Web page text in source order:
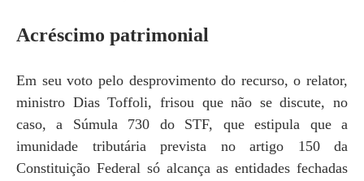
Acréscimo patrimonial
Em seu voto pelo desprovimento do recurso, o relator,
ministro Dias Toffoli, frisou que não se discute, no
caso, a Súmula 730 do STF, que estipula que a
imunidade tributária prevista no artigo 150 da
Constituição Federal só alcança as entidades fechadas